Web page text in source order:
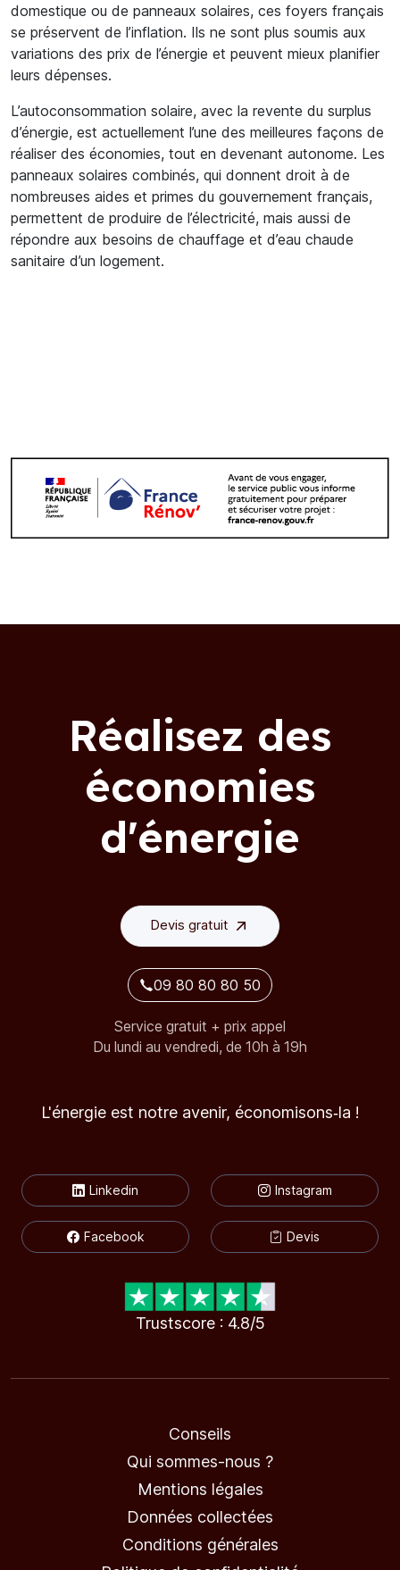
domestique ou de panneaux solaires, ces foyers français
se préservent de l’inflation. Ils ne sont plus soumis aux
variations des prix de l’énergie et peuvent mieux planifier
leurs dépenses.
L’autoconsommation solaire, avec la revente du surplus
d’énergie, est actuellement l’une des meilleures façons de
réaliser des économies, tout en devenant autonome. Les
panneaux solaires combinés, qui donnent droit à de
nombreuses aides et primes du gouvernement français,
permettent de produire de l’électricité, mais aussi de
répondre aux besoins de chauffage et d’eau chaude
sanitaire d’un logement.
Réalisez des
économies
d'énergie
Devis gratuit
09 80 80 80 50
Service gratuit + prix appel
Du lundi au vendredi, de 10h à 19h
L'énergie est notre avenir, économisons‑la !
Linkedin Instagram
Facebook Devis
Trustscore : 4.8/5
Conseils
Qui sommes-nous ?
Mentions légales
Données collectées
Conditions générales